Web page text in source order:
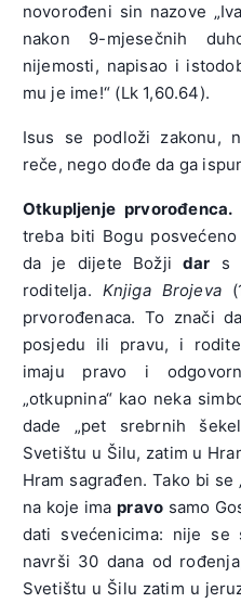
novorođeni sin nazove
nakon 9-mjesečnih
nijemosti, napisao i
mu je ime!“ (Lk 1,60.64).
Isus se podloži zakonu,
reče, nego dođe da ga
Otkupljenje prvorođenca.
treba biti Bogu
da je dijete Božjidar s
roditelja. Knjiga Brojeva
prvorođenaca. To znači
posjedu ili pravu, i
imaju pravo i
„otkupnina“ kao neka
dade „pet srebrnih
Svetištu u Šilu, zatim u
Hram sagrađen. Tako bi
na koje imapravo samo
dati svećenicima: nije
navrši 30 dana od
Svetištu u Šilu zatim u